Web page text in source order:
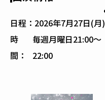
日程： 2026年7月27日(月)
時
間：
毎週月曜日21:00〜
22:00